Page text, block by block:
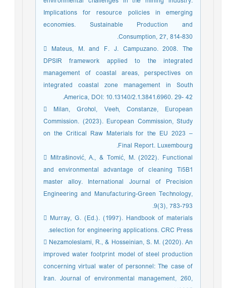
Implications for resource policies in emerging
economies. Sustainable Production and
Consumption, 27, 814-830.
 Mateus, M. and F. J. Campuzano. 2008. The
DPSIR framework applied to the integrated
management of coastal areas, perspectives on
integrated coastal zone management in South
America, DOI: 10.13140/2.1.3841.6960. 29- 42.
 Milan, Grohol, Veeh, Constanze, European
Commission. (2023). European Commission, Study
on the Critical Raw Materials for the EU 2023 –
Final Report. Luxembourg.
 Mitrašinović, A., & Tomić, M. (2022). Functional
and environmental advantage of cleaning Ti5B1
master alloy. International Journal of Precision
Engineering and Manufacturing-Green Technology,
9(3), 783-793.
 Murray, G. (Ed.). (1997). Handbook of materials
selection for engineering applications. CRC Press.
 Nezamoleslami, R., & Hosseinian, S. M. (2020). An
improved water footprint model of steel production
concerning virtual water of personnel: The case of
Iran. Journal of environmental management, 260,